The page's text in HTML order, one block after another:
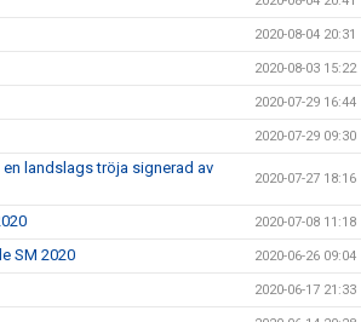
2020-08-04 20:31
2020-08-03 15:22
2020-07-29 16:44
2020-07-29 09:30
landslags tröja signerad av
2020-07-27 18:16
2020-07-08 11:18
SM 2020 2020-06-26 09:04
2020-06-17 21:33